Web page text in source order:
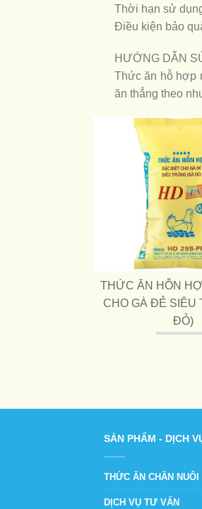
Thời hạn sử
Điều kiện bảo
HƯỚNG DẪN
Thức ăn hỗ hợp
ăn thẳng theo
THỨC ĂN HỖN
CHO GÀ ĐẺ SIÊU
ĐỎ)
SẢN PHẨM - DỊCH
THỨC ĂN CHĂN NUÔI
DỊCH VỤ TƯ VẤN